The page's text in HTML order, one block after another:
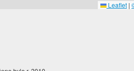
Leaflet |